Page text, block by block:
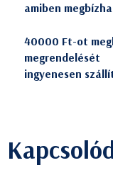
amiben
40000 Ft-ot
megrendelését
ingyenesen